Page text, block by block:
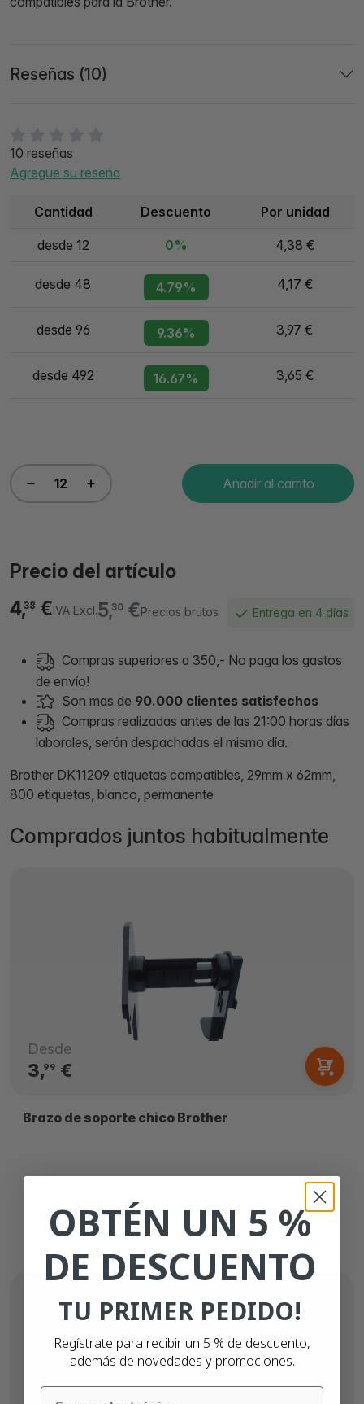
10 reseñas
Agregue su reseña
Cantidad Descuento Por unidad
desde 12 0% 4,38 €
desde 48 4.79% 4,17 €
desde 96 9.36% 3,97 €
desde 492 16.67% 3,65 €
Añadir al carrito
Precio del artículo
5,30€Precios brutos
4,38 €IVA Excl. Entrega en 4 días
Compras superiores a 350,- No paga los gastos
de envío!
Son mas de 90.000 clientes satisfechos
Compras realizadas antes de las 21:00 horas días
laborales, serán despachadas el mismo día.
Brother DK11209 etiquetas compatibles, 29mm x 62mm,
800 etiquetas, blanco, permanente
Comprados juntos habitualmente
Desde
3,99 €
Brazo de soporte chico Brother
Reseñas (10)
OBTÉN UN 5 %
DE DESCUENTO
TU PRIMER PEDIDO!
Regístrate para recibir un 5 % de descuento,
además de novedades y promociones.
Email